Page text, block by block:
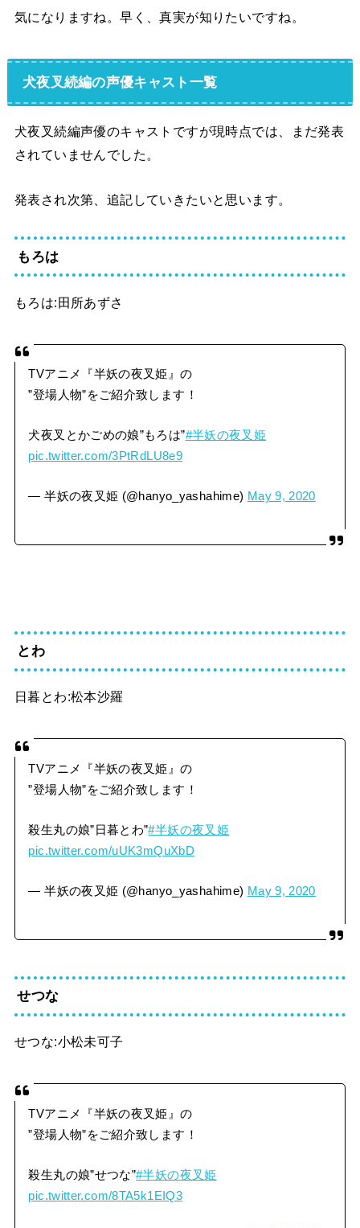
気になりますね。早く、真実が知りたいですね。
犬夜叉続編の声優キャスト一覧
犬夜叉続編声優のキャストですが現時点では、まだ発表
されていませんでした。
発表され次第、追記していきたいと思います。
もろは
もろは:田所あずさ
TVアニメ『半妖の夜叉姫』の
”登場人物”をご紹介致します！
犬夜叉とかごめの娘”もろは”#半妖の夜叉姫
pic.twitter.com/3PtRdLU8e9
— 半妖の夜叉姫 (@hanyo_yashahime) May 9, 2020
とわ
日暮とわ:松本沙羅
TVアニメ『半妖の夜叉姫』の
”登場人物”をご紹介致します！
殺生丸の娘”日暮とわ”#半妖の夜叉姫
pic.twitter.com/uUK3mQuXbD
— 半妖の夜叉姫 (@hanyo_yashahime) May 9, 2020
せつな
せつな:小松未可子
TVアニメ『半妖の夜叉姫』の
”登場人物”をご紹介致します！
殺生丸の娘”せつな”#半妖の夜叉姫
pic.twitter.com/8TA5k1EIQ3